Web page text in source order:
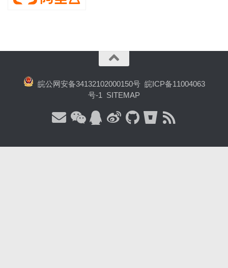
皖公网安备34132102000150号 皖ICP备11004063
号-1
SITEMAP